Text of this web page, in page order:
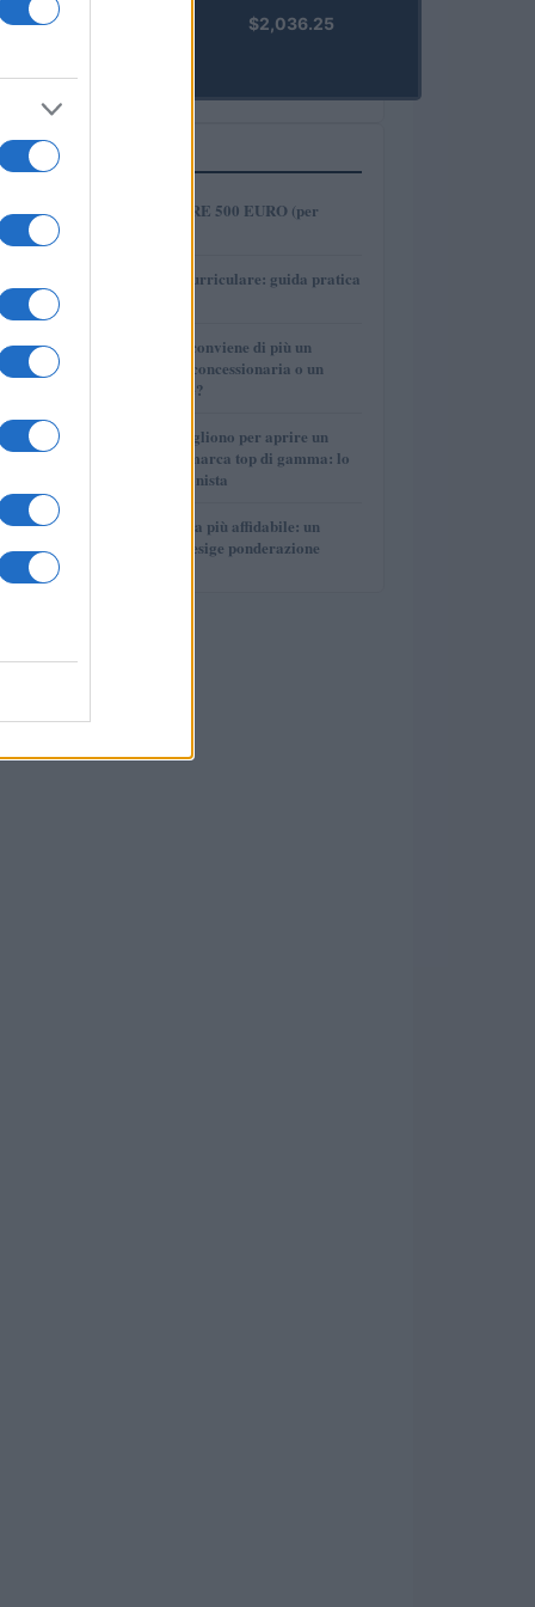
PRIME)
$2,036.25
PIÙ LETTI
1
COME INVESTIRE 500 EURO (per
2
Tirocinio extra-curriculare: guida pratica
3
Per le auto usate conviene di più un
finanziamento in concessionaria o un
prestito personale?
4
Quanti soldi ci vogliono per aprire un
autosalone multimarca top di gamma: lo
spiega il professionista
5
La macchina usata più affidabile: un
investimento che esige ponderazione